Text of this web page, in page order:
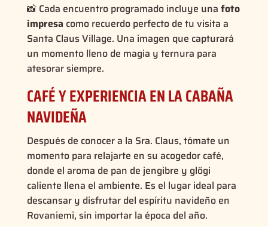
📸 Cada encuentro programado incluye una foto
impresa como recuerdo perfecto de tu visita a
Santa Claus Village. Una imagen que capturará
un momento lleno de magia y ternura para
atesorar siempre.
CAFÉ Y EXPERIENCIA EN LA CABAÑA
NAVIDEÑA
Después de conocer a la Sra. Claus, tómate un
momento para relajarte en su acogedor café,
donde el aroma de pan de jengibre y glögi
caliente llena el ambiente. Es el lugar ideal para
descansar y disfrutar del espíritu navideño en
Rovaniemi, sin importar la época del año.